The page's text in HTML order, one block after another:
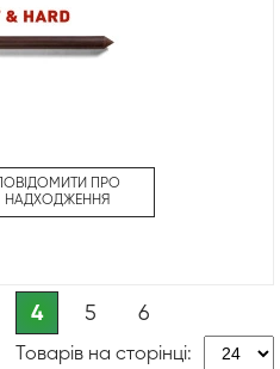
ПОВІДОМИТИ ПРО
НАДХОДЖЕННЯ
4 5 6
Товарів на сторінці: